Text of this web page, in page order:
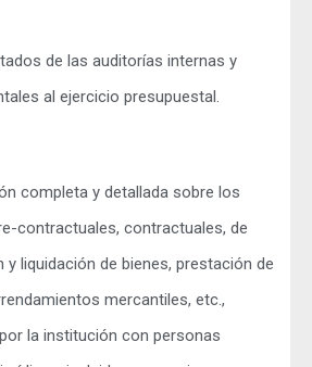
de las auditorías internas y
al ejercicio presupuestal.
completa y detallada sobre los
contractuales, contractuales, de
y liquidación de bienes, prestación de
mercantiles, etc.,
la institución con personas